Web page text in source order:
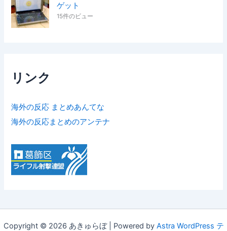
ゲット
15件のビュー
リンク
海外の反応 まとめあんてな
海外の反応まとめのアンテナ
Copyright © 2026 あきゅらぼ | Powered by Astra WordPress テ